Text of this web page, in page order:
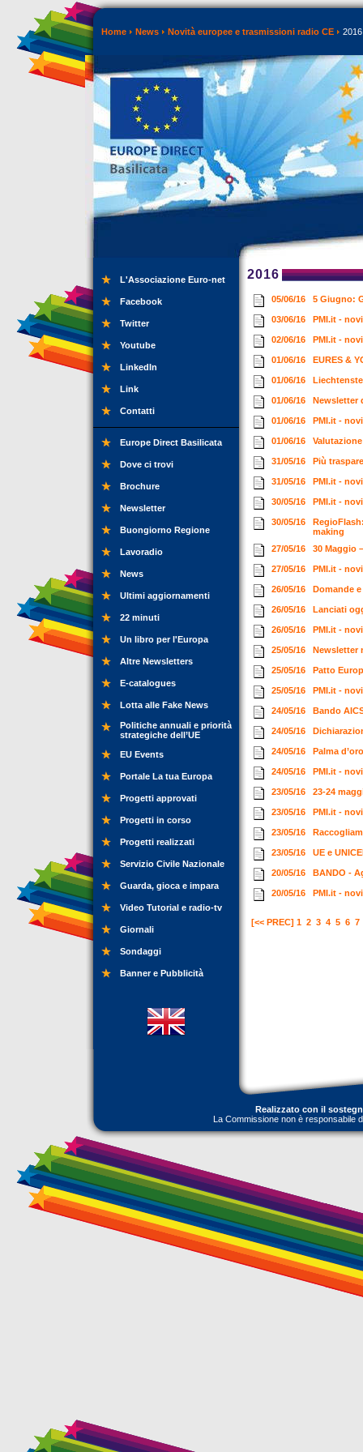
Home News Novità europee e trasmissioni radio CE 2016
L'Associazione Euro-net
Facebook
Twitter
Youtube
LinkedIn
Link
Contatti
Europe Direct Basilicata
Dove ci trovi
Brochure
Newsletter
Buongiorno Regione
Lavoradio
News
Ultimi aggiornamenti
22 minuti
Un libro per l'Europa
Altre Newsletters
E-catalogues
Lotta alle Fake News
Politiche annuali e priorità
strategiche dell’UE
EU Events
Portale La tua Europa
Progetti approvati
Progetti in corso
Progetti realizzati
Servizio Civile Nazionale
Guarda, gioca e impara
Video Tutorial e radio-tv
Giornali
Sondaggi
Banner e Pubblicità
2016
05/06/16 5 Giugno:
03/06/16 PMI.it -
02/06/16 PMI.it -
01/06/16 EURES &
01/06/16
01/06/16 Newsletter
01/06/16 PMI.it -
01/06/16
31/05/16 Più
31/05/16 PMI.it -
30/05/16 PMI.it -
30/05/16
making
27/05/16
30 Maggio
27/05/16 PMI.it -
26/05/16 Domande
26/05/16 Lanciati
26/05/16 PMI.it -
25/05/16 Newsletter
25/05/16 Patto
25/05/16 PMI.it -
24/05/16 Bando
24/05/16
24/05/16 Palma
24/05/16 PMI.it -
23/05/16 23-24
23/05/16 PMI.it -
23/05/16
23/05/16 UE e
20/05/16 BANDO -
20/05/16 PMI.it -
[<< PREC] 1 2 3 4 5 6 7
Realizzato con il
La Commissione non è responsabile